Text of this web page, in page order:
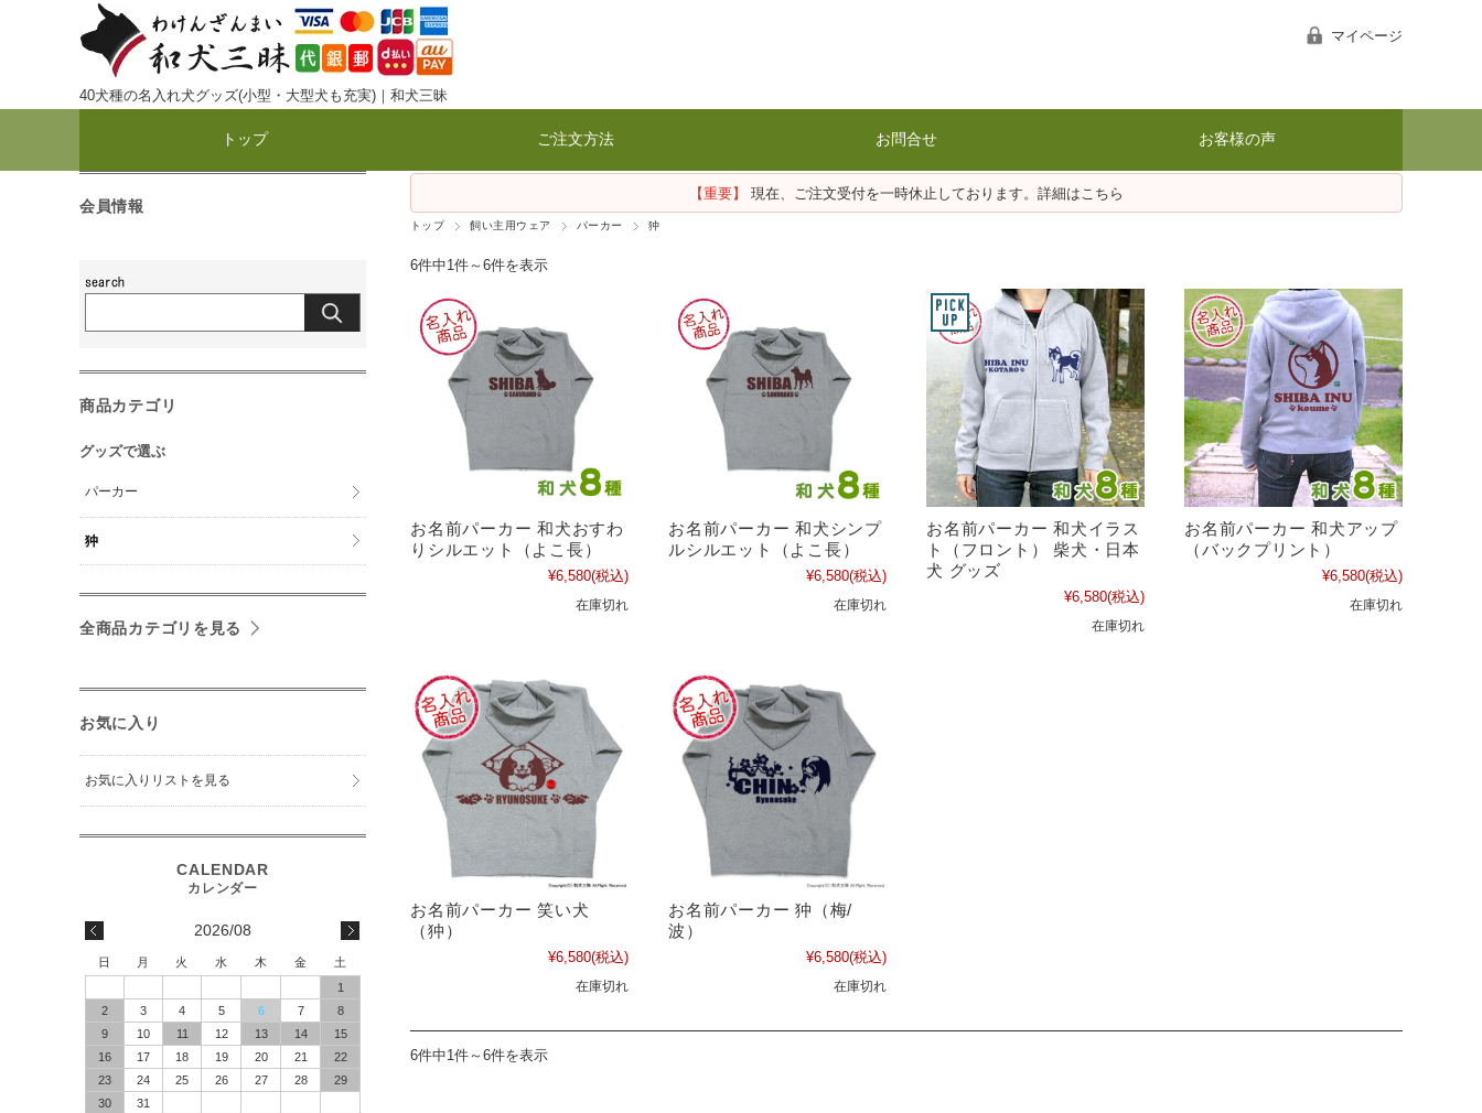
40犬種の名入れ犬グッズ(小型・大型犬も充実)｜和犬三昧
マイページ
トップ ご注文方法 お問合せ お客様の声
【重要】 現在、ご注文受付を一時休止しております。詳細はこちら
トップ 飼い主用ウェア パーカー 狆
6件中1件～6件を表示
お名前パーカー 和犬おすわ
りシルエット（よこ長）
¥6,580(税込)
在庫切れ
お名前パーカー 和犬シンプ
ルシルエット（よこ長）
¥6,580(税込)
在庫切れ
お名前パーカー 和犬イラス
ト（フロント） 柴犬・日本
犬 グッズ
¥6,580(税込)
在庫切れ
お名前パーカー 和犬アップ
（バックプリント）
¥6,580(税込)
在庫切れ
お名前パーカー 笑い犬
（狆）
¥6,580(税込)
在庫切れ
お名前パーカー 狆（梅/
波）
¥6,580(税込)
在庫切れ
6件中1件～6件を表示
会員情報
商品カテゴリ
グッズで選ぶ
パーカー
狆
全商品カテゴリを見る
お気に入り
お気に入りリストを見る
2026/08
日 月 火 水 木 金
土
1
2
3 4 5 6 7
8
9
10 11 12 13 14
15
16
17 18 19 20 21
22
23
24 25 26 27 28
29
30
31